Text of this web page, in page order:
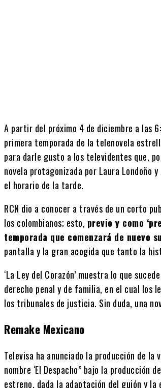
A partir del próximo 4 de diciembre a las
primera temporada de la telenovela
para darle gusto a los televidentes que,
novela protagonizada por Laura Londoño
el horario de la tarde.
RCN dio a conocer a través de un corto
los colombianos; esto, previo y como
temporada que comenzará de nuevo
pantalla y la gran acogida que tanto la
‘La Ley del Corazón’ muestra lo que
derecho penal y de familia, en el cual los
los tribunales de justicia. Sin duda, una
Remake Mexicano
Televisa ha anunciado la producción de la
nombre ‘El Despacho” bajo la producción
estreno, dada la adaptación del guión y